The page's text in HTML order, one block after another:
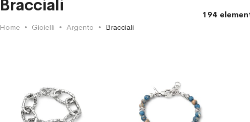
Bracciali
Home Gioielli Argento Bracciali
194